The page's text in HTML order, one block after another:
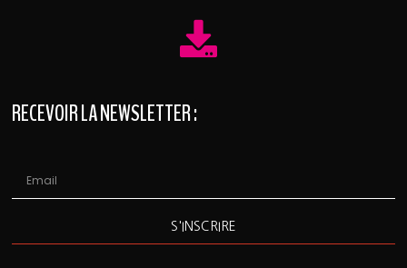
RECEVOIR LA NEWSLETTER :
S'INSCRIRE